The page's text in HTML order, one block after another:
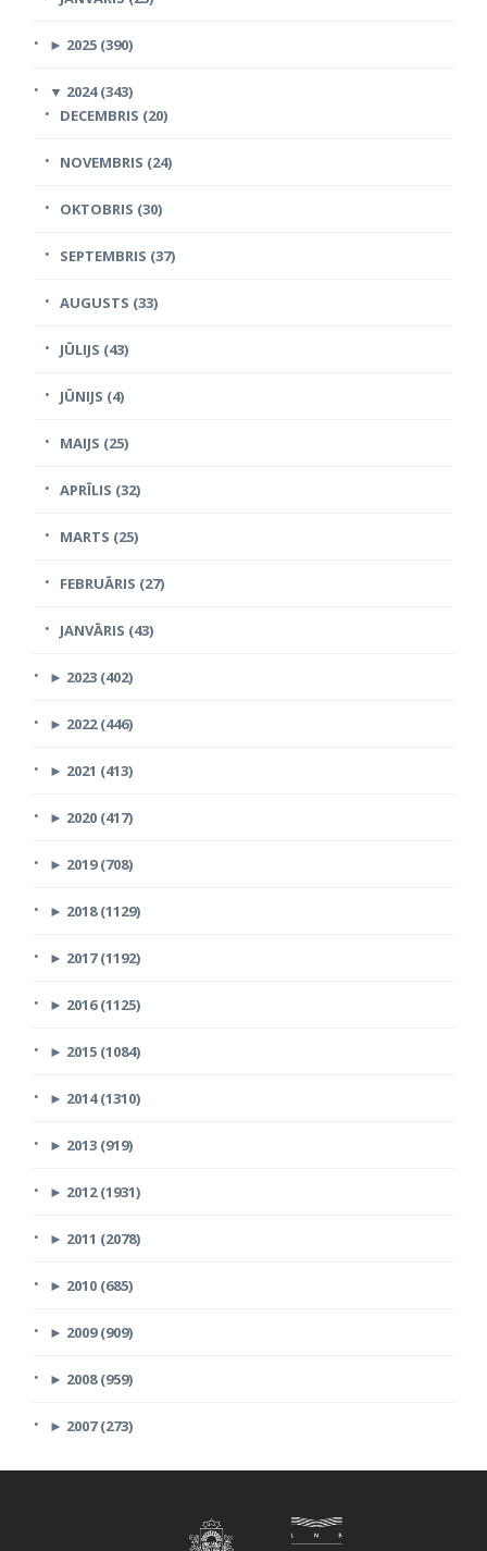
► 2025 (390)
▼ 2024 (343)
DECEMBRIS (20)
NOVEMBRIS (24)
OKTOBRIS (30)
SEPTEMBRIS (37)
AUGUSTS (33)
JŪLIJS (43)
JŪNIJS (4)
MAIJS (25)
APRĪLIS (32)
MARTS (25)
FEBRUĀRIS (27)
JANVĀRIS (43)
► 2023 (402)
► 2022 (446)
► 2021 (413)
► 2020 (417)
► 2019 (708)
► 2018 (1129)
► 2017 (1192)
► 2016 (1125)
► 2015 (1084)
► 2014 (1310)
► 2013 (919)
► 2012 (1931)
► 2011 (2078)
► 2010 (685)
► 2009 (909)
► 2008 (959)
► 2007 (273)